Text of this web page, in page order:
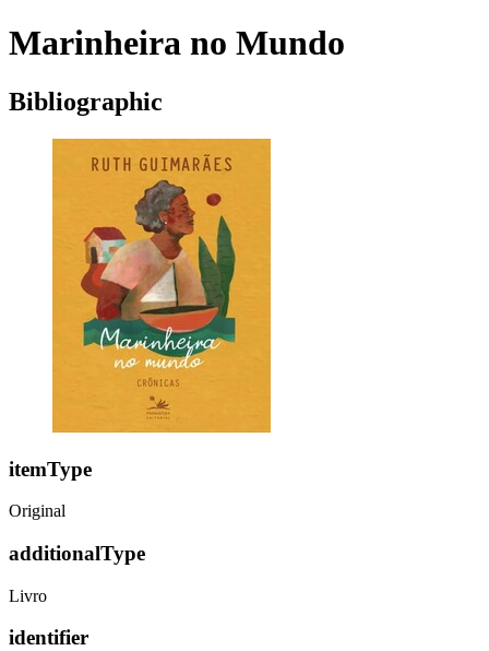
Marinheira no Mundo
Bibliographic
itemType
Original
additionalType
Livro
identifier